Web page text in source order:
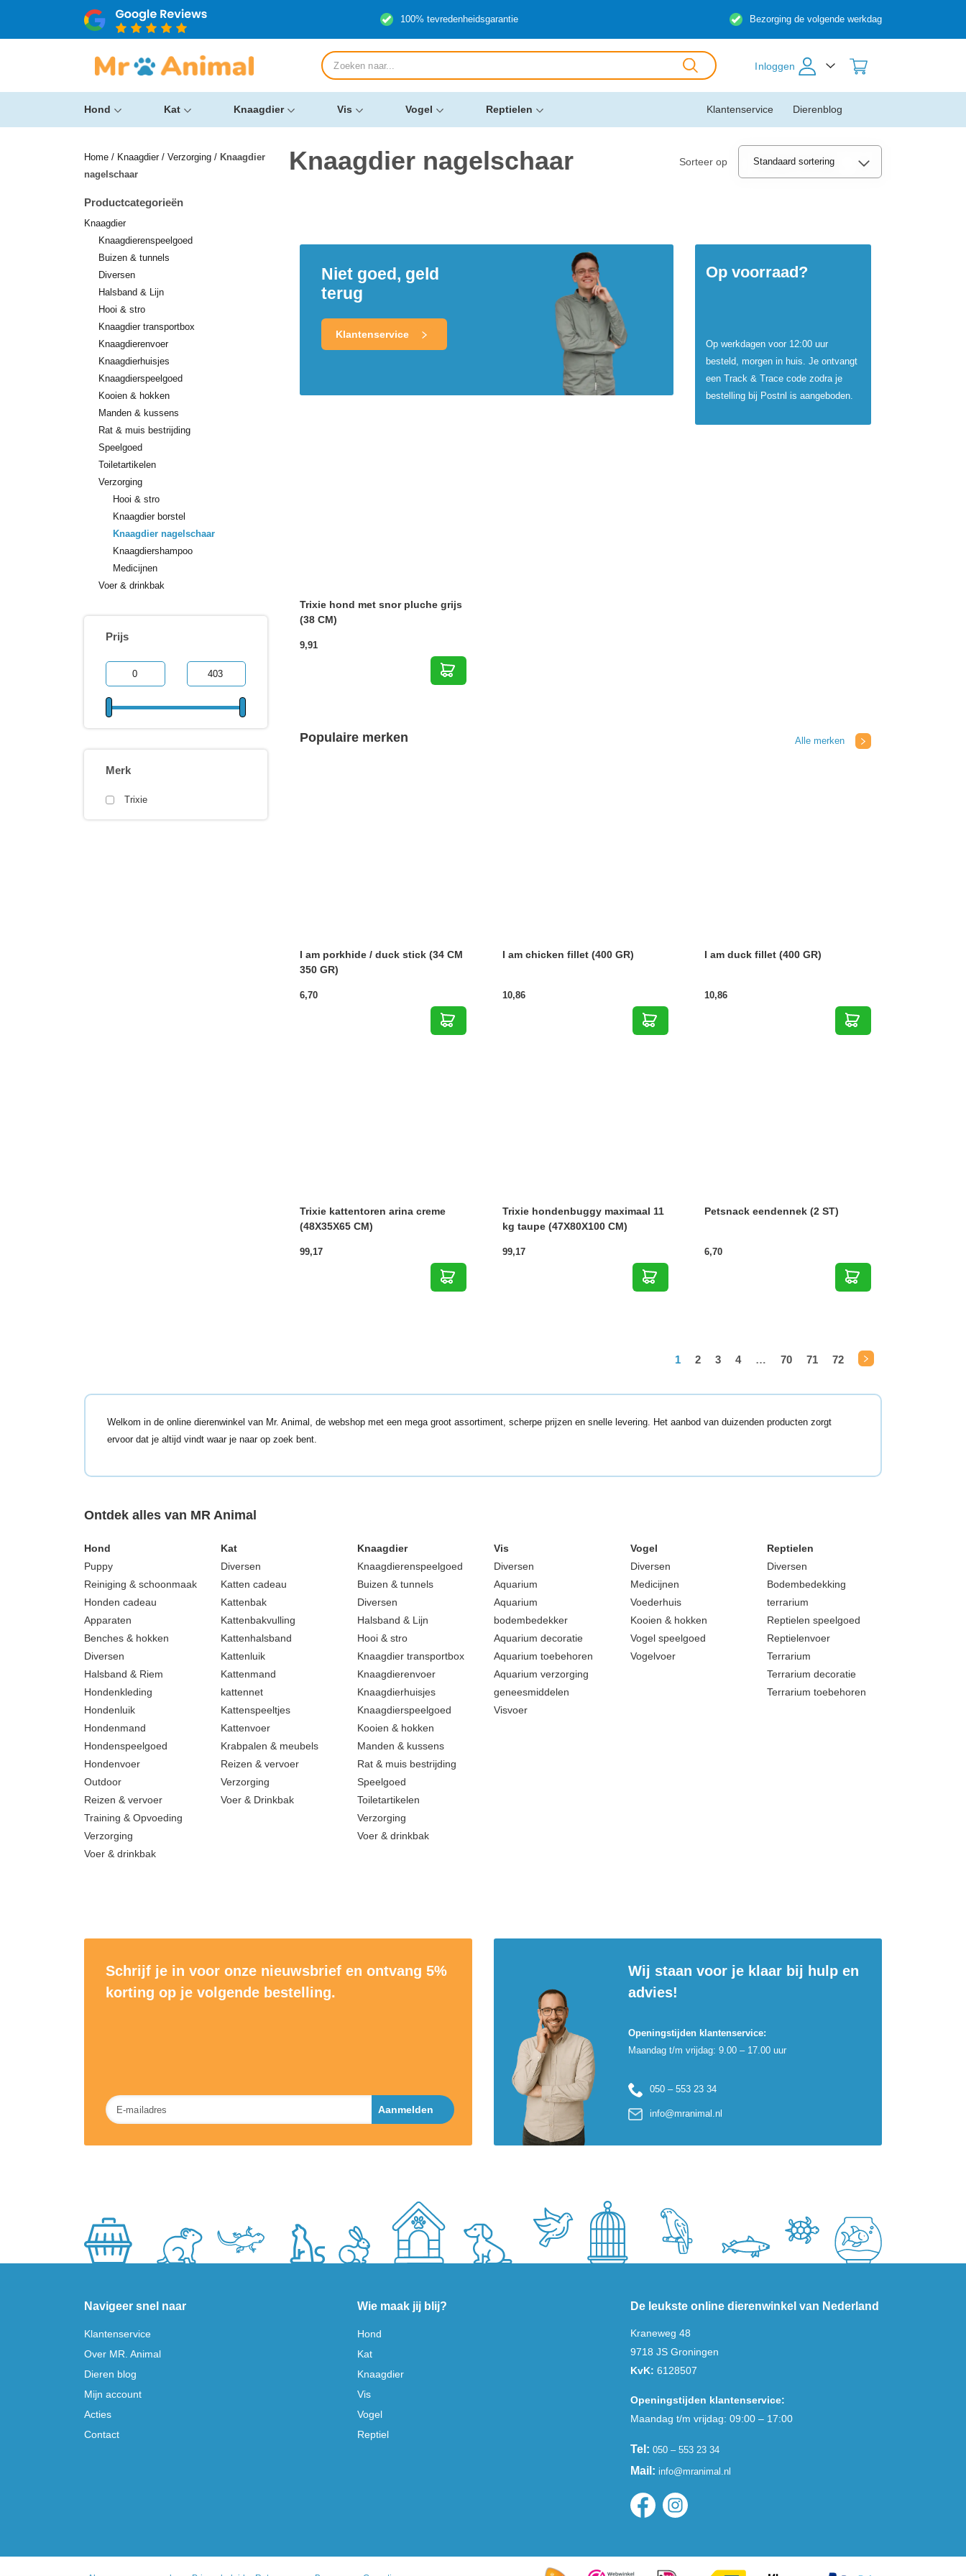
100% tevredenheidsgarantie Bezorging de volgende werkdag
Producten
zoeken
Inloggen
Hond Kat Knaagdier Vis Vogel Reptielen Dierenblog
Klantenservice
Home / Knaagdier/ Verzorging / Knaagdier
nagelschaar
Productcategorieën
Knaagdier
Knaagdierenspeelgoed
Buizen & tunnels
Diversen
Halsband & Lijn
Hooi & stro
Knaagdier transportbox
Knaagdierenvoer
Knaagdierhuisjes
Knaagdierspeelgoed
Kooien & hokken
Manden & kussens
Rat & muis bestrijding
Speelgoed
Toiletartikelen
Verzorging
Hooi & stro
Knaagdier borstel
Knaagdier nagelschaar
Knaagdiershampoo
Medicijnen
Voer & drinkbak
Prijs
Merk
Trixie
Knaagdier nagelschaar Sorteer op
Niet goed, geld
terug
Klantenservice
Op voorraad?
Op werkdagen voor 12:00 uur
besteld, morgen in huis. Je ontvangt
een Track & Trace code zodra je
bestelling bij Postnl is aangeboden.
Trixie hond met snor pluche grijs
(38 CM)
9,91
Populaire merken Alle merken
I am porkhide / duck stick (34 CM
350 GR)
6,70
I am chicken fillet (400 GR)
10,86
I am duck fillet (400 GR)
10,86
Trixie kattentoren arina creme
(48X35X65 CM)
99,17
Trixie hondenbuggy maximaal 11
kg taupe (47X80X100 CM)
99,17
Petsnack eendennek (2 ST)
6,70
1 2 3 4 … 70 71 72 →
Welkom in de online dierenwinkel van Mr. Animal, de webshop met een mega groot assortiment, scherpe prijzen en snelle levering. Het aanbod van duizenden producten zorgt
ervoor dat je altijd vindt waar je naar op zoek bent.
Ontdek alles van MR Animal
Hond
Puppy
Reiniging & schoonmaak
Honden cadeau
Apparaten
Benches & hokken
Diversen
Halsband & Riem
Hondenkleding
Hondenluik
Hondenmand
Hondenspeelgoed
Hondenvoer
Outdoor
Reizen & vervoer
Training & Opvoeding
Verzorging
Voer & drinkbak
Kat
Diversen
Katten cadeau
Kattenbak
Kattenbakvulling
Kattenhalsband
Kattenluik
Kattenmand
kattennet
Kattenspeeltjes
Kattenvoer
Krabpalen & meubels
Reizen & vervoer
Verzorging
Voer & Drinkbak
Knaagdier
Knaagdierenspeelgoed
Buizen & tunnels
Diversen
Halsband & Lijn
Hooi & stro
Knaagdier transportbox
Knaagdierenvoer
Knaagdierhuisjes
Knaagdierspeelgoed
Kooien & hokken
Manden & kussens
Rat & muis bestrijding
Speelgoed
Toiletartikelen
Verzorging
Voer & drinkbak
Vis
Diversen
Aquarium
Aquarium
bodembedekker
Aquarium decoratie
Aquarium toebehoren
Aquarium verzorging
geneesmiddelen
Visvoer
Vogel
Diversen
Medicijnen
Voederhuis
Kooien & hokken
Vogel speelgoed
Vogelvoer
Reptielen
Diversen
Bodembedekking
terrarium
Reptielen speelgoed
Reptielenvoer
Terrarium
Terrarium decoratie
Terrarium toebehoren
Schrijf je in voor onze nieuwsbrief en ontvang 5%
korting op je volgende bestelling.
Nieuwsbrief Aanmelden
Wij staan voor je klaar bij hulp en
advies!
Openingstijden klantenservice:
Maandag t/m vrijdag: 9.00 – 17.00 uur
050 – 553 23 34
info@mranimal.nl
Navigeer snel naar
Klantenservice
Over MR. Animal
Dieren blog
Mijn account
Acties
Contact
Wie maak jij blij?
Hond
Kat
Knaagdier
Vis
Vogel
Reptiel
De leukste online dierenwinkel van Nederland
Kraneweg 48
9718 JS Groningen
KvK: 6128507
Openingstijden klantenservice:
Maandag t/m vrijdag: 09:00 – 17:00
Tel: 050 – 553 23 34
Mail: info@mranimal.nl